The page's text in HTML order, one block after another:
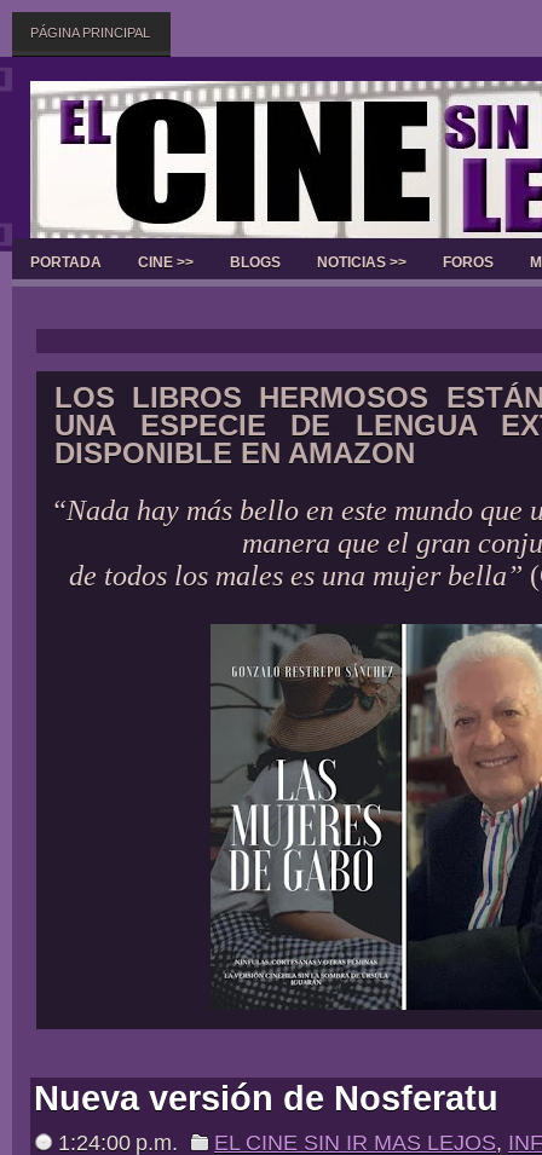
PÁGINA PRINCIPAL
PORTADA CINE >> BLOGS NOTICIAS >> FOROS
LOS LIBROS HERMOSOS
UNA ESPECIE DE LENGUA
DISPONIBLE EN AMAZON
“Nada hay más bello en este mundo que
manera que el gran
de todos los males es una mujer bella”
Nueva versión de Nosferatu
1:24:00 p.m. EL CINE SIN IR MAS LEJOS,